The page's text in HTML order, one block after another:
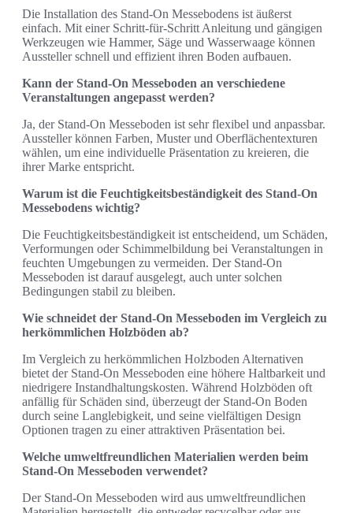
Die Installation des Stand-On Messebodens ist äußerst
einfach. Mit einer Schritt-für-Schritt Anleitung und gängigen
Werkzeugen wie Hammer, Säge und Wasserwaage können
Aussteller schnell und effizient ihren Boden aufbauen.
Kann der Stand-On Messeboden an verschiedene
Veranstaltungen angepasst werden?
Ja, der Stand-On Messeboden ist sehr flexibel und anpassbar.
Aussteller können Farben, Muster und Oberflächentexturen
wählen, um eine individuelle Präsentation zu kreieren, die
ihrer Marke entspricht.
Warum ist die Feuchtigkeitsbeständigkeit des Stand-On
Messebodens wichtig?
Die Feuchtigkeitsbeständigkeit ist entscheidend, um Schäden,
Verformungen oder Schimmelbildung bei Veranstaltungen in
feuchten Umgebungen zu vermeiden. Der Stand-On
Messeboden ist darauf ausgelegt, auch unter solchen
Bedingungen stabil zu bleiben.
Wie schneidet der Stand-On Messeboden im Vergleich zu
herkömmlichen Holzböden ab?
Im Vergleich zu herkömmlichen Holzboden Alternativen
bietet der Stand-On Messeboden eine höhere Haltbarkeit und
niedrigere Instandhaltungskosten. Während Holzböden oft
anfällig für Schäden sind, überzeugt der Stand-On Boden
durch seine Langlebigkeit, und seine vielfältigen Design
Optionen tragen zu einer attraktiven Präsentation bei.
Welche umweltfreundlichen Materialien werden beim
Stand-On Messeboden verwendet?
Der Stand-On Messeboden wird aus umweltfreundlichen